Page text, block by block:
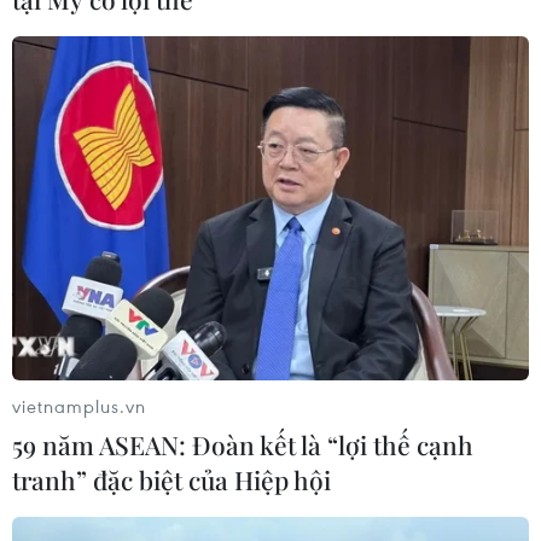
Chính sách khuyến khích doanh
nghiệp tham gia hoạt động giáo dục
nghề nghiệp
05/08/2026 14:58
Thực hiện các nhiệm vụ trọng tâm
trong năm học 2026-2027
05/08/2026 13:13
Thi lại ở Tuyên Quang: Thí
sinh vẫn được xét tuyển đại học theo
nguyện vọng đã đăng ký
05/08/2026 11:02
vietnamplus.vn
59 năm ASEAN: Đoàn kết là “lợi thế cạnh
tranh” đặc biệt của Hiệp hội